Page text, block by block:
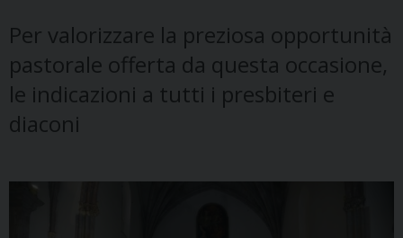
Per valorizzare la preziosa opportunità
pastorale offerta da questa occasione,
le indicazioni a tutti i presbiteri e
diaconi